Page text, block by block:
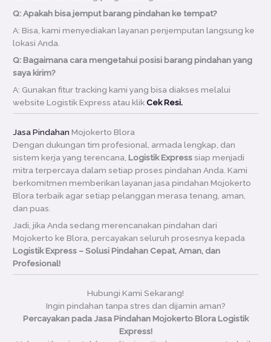
Q: Apakah bisa jemput barang pindahan ke tempat?
A: Bisa, kami menyediakan layanan penjemputan langsung ke
lokasi Anda.
Q: Bagaimana cara mengetahui posisi barang pindahan yang
saya kirim?
A: Gunakan fitur tracking kami yang bisa diakses melalui
website Logistik Express atau klikCek Resi.
Jasa Pindahan Mojokerto Blora
Dengan dukungan tim profesional, armada lengkap, dan
sistem kerja yang terencana,Logistik Expresssiap menjadi
mitra terpercaya dalam setiap proses pindahan Anda. Kami
berkomitmen memberikan layanan jasa pindahan Mojokerto
Blora terbaik agar setiap pelanggan merasa tenang, aman,
dan puas.
Jadi, jika Anda sedang merencanakan pindahan dari
Mojokerto ke Blora, percayakan seluruh prosesnya kepada
Logistik Express – Solusi Pindahan Cepat, Aman, dan
Profesional!
Hubungi Kami Sekarang!
Ingin pindahan tanpa stres dan dijamin aman?
Percayakan pada Jasa Pindahan Mojokerto Blora Logistik
Express!